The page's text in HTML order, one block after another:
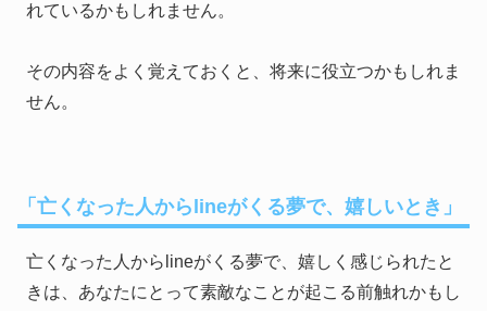
れているかもしれません。
その内容をよく覚えておくと、将来に役立つかもしれま
せん。
「亡くなった人からlineがくる夢で、嬉しいとき」
亡くなった人からlineがくる夢で、嬉しく感じられたと
きは、あなたにとって素敵なことが起こる前触れかもし